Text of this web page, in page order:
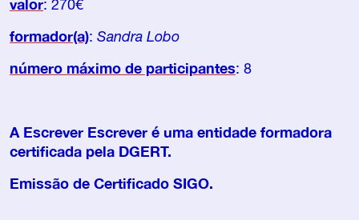
valor: 270€
formador(a): Sandra Lobo
número máximo de participantes: 8
A Escrever Escrever é uma entidade formadora
certificada pela DGERT.
Emissão de Certificado SIGO.